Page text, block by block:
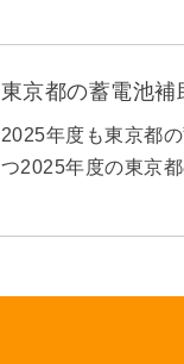
東京都の蓄電池補
2025年度も東京都
つ2025年度の東京